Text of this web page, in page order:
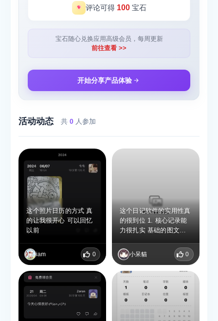
评论可得 100宝石
宝石随心兑换应用高级会员，每周更新
前往查看 >>
开始分享产品体验
活动动态 共0 人参加
这个照片日历的方式 真
的让我很开心 可以回忆
以前
iam 0
这个日记软件的实用性真
的很到位 1. 核心记录能
力很扎实 基础的图文日
照片的导入这点很加分，
能完整留住当时的动态瞬
间和现场感，比普通静态
照片更有回忆的代入感。
2. 功能设计很懂写日记的
真实需求 除了基础记
日记地图、日历视图、多
小呆貓 0